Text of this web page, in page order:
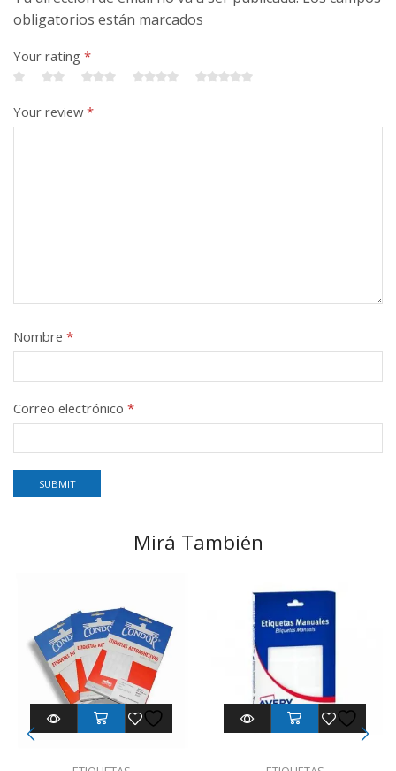
obligatorios están marcados
Your rating *
Your review*
Nombre *
Correo electrónico *
Mirá También